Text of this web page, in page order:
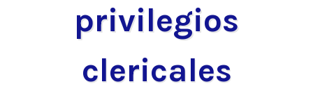
privilegios
clericales